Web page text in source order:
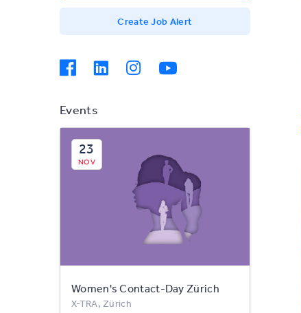
Create Job Alert
Events
23
NOV
Women's Contact-Day Zürich
X-TRA, Zürich